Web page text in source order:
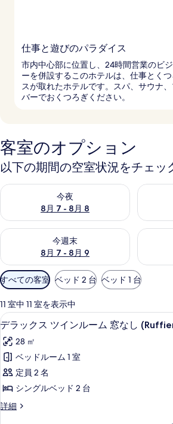
仕事と遊びのパラダイス
市内中心部に位置し、24時間営業のビ
ーを併設するこのホテルは、仕事とく
スが取れたホテルです。スパ、サウナ
バーでおくつろぎください。
客室のオプション
以下の期間の空室状況をチェッ
今夜
8月 7 - 8月 8
今夜 8月 7 - 8月 8 の空室状況をチェック
明日 8
今週末
8月 7 - 8月 9
今週末 8月 7 - 8月 9 の空室状況をチェッ
来週末
利
用
可
能
な
客
室
の
り
込
すべての客室 ベッド 2 台 ベッド 1 台
11 室中 11 室を表示中
デ
ラ
ッ
ク
ス
ツ
イ
デラック
5
デラックス ツインルーム 窓なし
28 ㎡
ベッドルーム 1 室
定員 2 名
シングルベッド 2 台
詳細
デ